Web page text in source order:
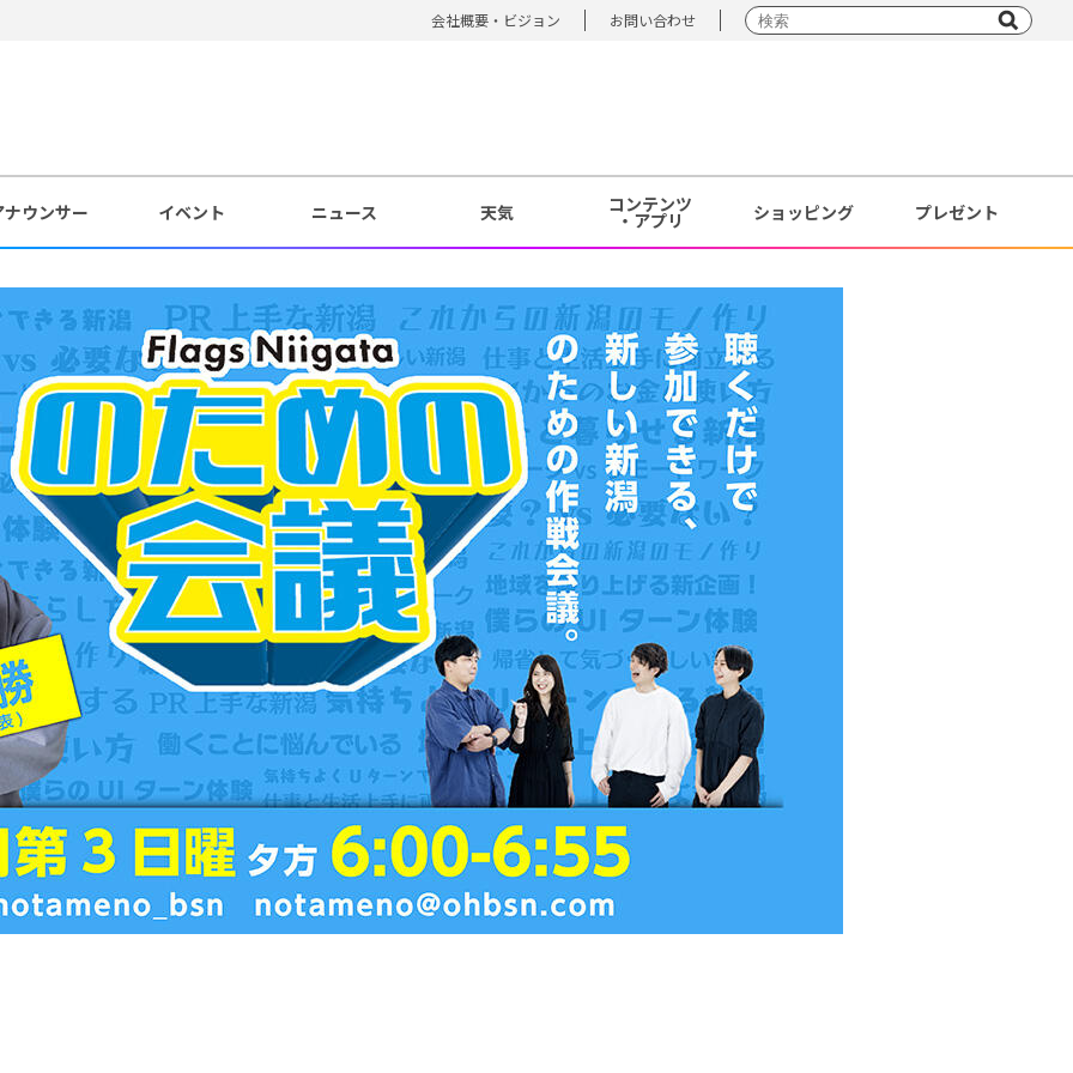
会社概要・ビジョン お問い合わせ
ナウンサー イベント ニュース 天気 コンテンツ
・アプリ ショッピング プレゼント